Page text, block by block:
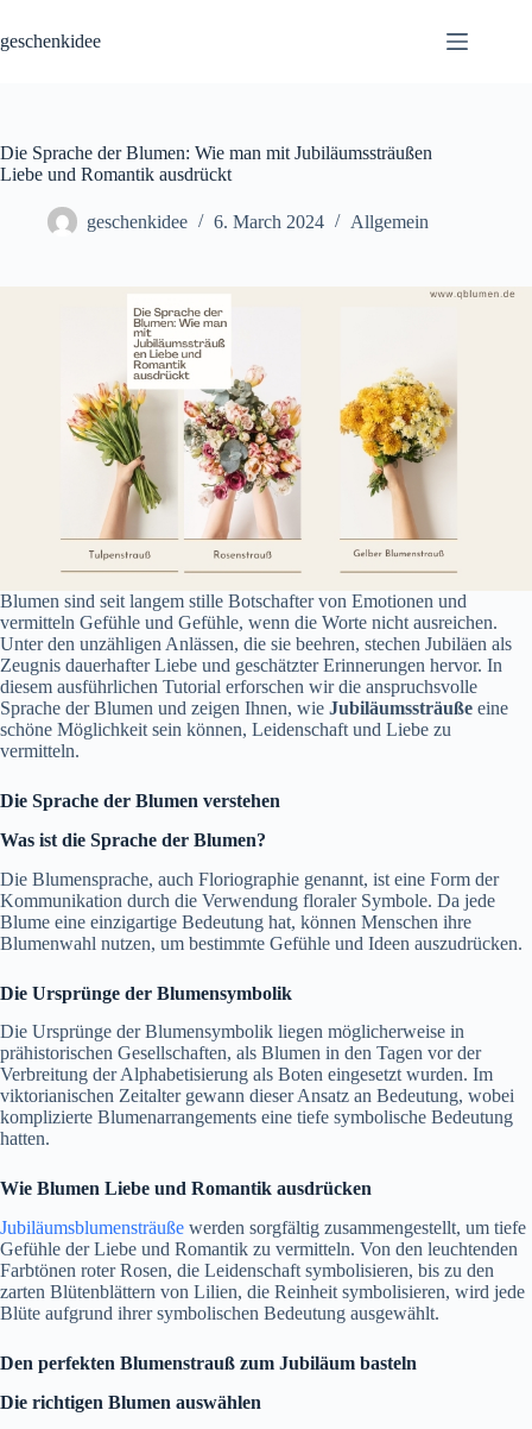
content
geschenkidee
Die Sprache der Blumen: Wie man mit Jubiläumssträußen
Liebe und Romantik ausdrückt
geschenkidee 6. March 2024 Allgemein
Blumen sind seit langem stille Botschafter von Emotionen und
vermitteln Gefühle und Gefühle, wenn die Worte nicht ausreichen.
Unter den unzähligen Anlässen, die sie beehren, stechen Jubiläen als
Zeugnis dauerhafter Liebe und geschätzter Erinnerungen hervor. In
diesem ausführlichen Tutorial erforschen wir die anspruchsvolle
Sprache der Blumen und zeigen Ihnen, wie Jubiläumssträuße eine
schöne Möglichkeit sein können, Leidenschaft und Liebe zu
vermitteln.
Die Sprache der Blumen verstehen
Was ist die Sprache der Blumen?
Die Blumensprache, auch Floriographie genannt, ist eine Form der
Kommunikation durch die Verwendung floraler Symbole. Da jede
Blume eine einzigartige Bedeutung hat, können Menschen ihre
Blumenwahl nutzen, um bestimmte Gefühle und Ideen auszudrücken.
Die Ursprünge der Blumensymbolik
Die Ursprünge der Blumensymbolik liegen möglicherweise in
prähistorischen Gesellschaften, als Blumen in den Tagen vor der
Verbreitung der Alphabetisierung als Boten eingesetzt wurden. Im
viktorianischen Zeitalter gewann dieser Ansatz an Bedeutung, wobei
komplizierte Blumenarrangements eine tiefe symbolische Bedeutung
hatten.
Wie Blumen Liebe und Romantik ausdrücken
Jubiläumsblumensträuße werden sorgfältig zusammengestellt, um tiefe
Gefühle der Liebe und Romantik zu vermitteln. Von den leuchtenden
Farbtönen roter Rosen, die Leidenschaft symbolisieren, bis zu den
zarten Blütenblättern von Lilien, die Reinheit symbolisieren, wird jede
Blüte aufgrund ihrer symbolischen Bedeutung ausgewählt.
Den perfekten Blumenstrauß zum Jubiläum basteln
Die richtigen Blumen auswählen